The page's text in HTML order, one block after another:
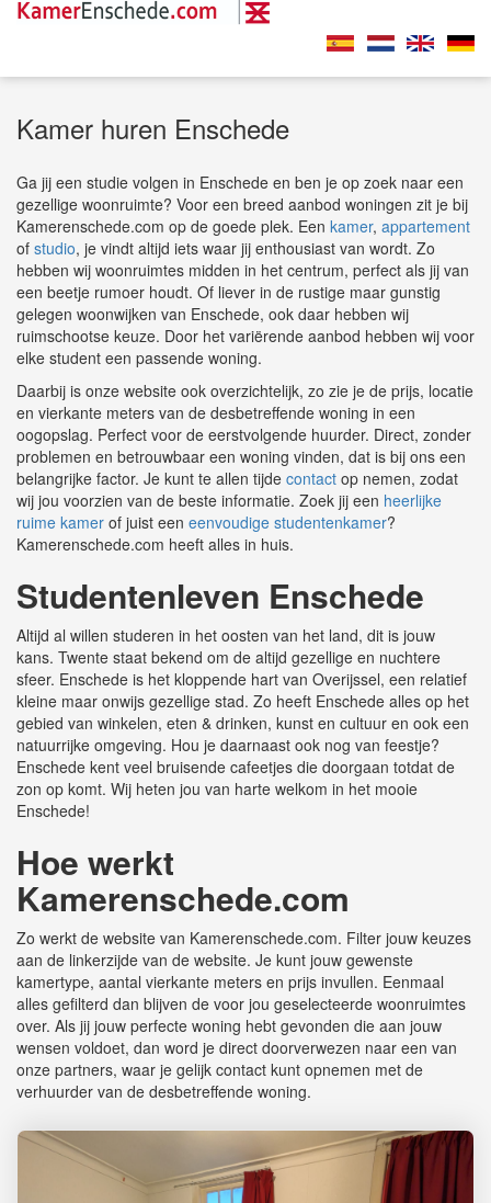
Kamer huren Enschede
Ga jij een studie volgen in Enschede en ben je op zoek naar een
gezellige woonruimte? Voor een breed aanbod woningen zit je bij
Kamerenschede.com op de goede plek. Een kamer, appartement
of studio, je vindt altijd iets waar jij enthousiast van wordt. Zo
hebben wij woonruimtes midden in het centrum, perfect als jij van
een beetje rumoer houdt. Of liever in de rustige maar gunstig
gelegen woonwijken van Enschede, ook daar hebben wij
ruimschootse keuze. Door het variërende aanbod hebben wij voor
elke student een passende woning.
Daarbij is onze website ook overzichtelijk, zo zie je de prijs, locatie
en vierkante meters van de desbetreffende woning in een
oogopslag. Perfect voor de eerstvolgende huurder. Direct, zonder
problemen en betrouwbaar een woning vinden, dat is bij ons een
belangrijke factor. Je kunt te allen tijde contact op nemen, zodat
wij jou voorzien van de beste informatie. Zoek jij een heerlijke
ruime kamer of juist een eenvoudige studentenkamer?
Kamerenschede.com heeft alles in huis.
Studentenleven Enschede
Altijd al willen studeren in het oosten van het land, dit is jouw
kans. Twente staat bekend om de altijd gezellige en nuchtere
sfeer. Enschede is het kloppende hart van Overijssel, een relatief
kleine maar onwijs gezellige stad. Zo heeft Enschede alles op het
gebied van winkelen, eten & drinken, kunst en cultuur en ook een
natuurrijke omgeving. Hou je daarnaast ook nog van feestje?
Enschede kent veel bruisende cafeetjes die doorgaan totdat de
zon op komt. Wij heten jou van harte welkom in het mooie
Enschede!
Hoe werkt
Kamerenschede.com
Zo werkt de website van Kamerenschede.com. Filter jouw keuzes
aan de linkerzijde van de website. Je kunt jouw gewenste
kamertype, aantal vierkante meters en prijs invullen. Eenmaal
alles gefilterd dan blijven de voor jou geselecteerde woonruimtes
over. Als jij jouw perfecte woning hebt gevonden die aan jouw
wensen voldoet, dan word je direct doorverwezen naar een van
onze partners, waar je gelijk contact kunt opnemen met de
verhuurder van de desbetreffende woning.